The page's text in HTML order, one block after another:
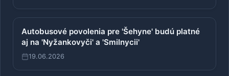
Autobusové povolenia pre 'Šehyne' budú platné
aj na 'Nyžankovyči' a 'Smilnycii'
19.06.2026